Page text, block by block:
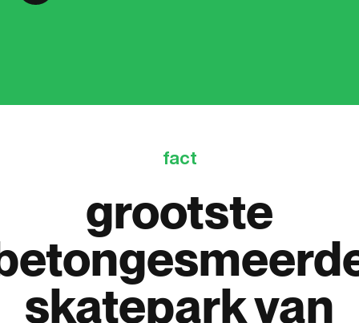
fact
grootste
skateparkvan